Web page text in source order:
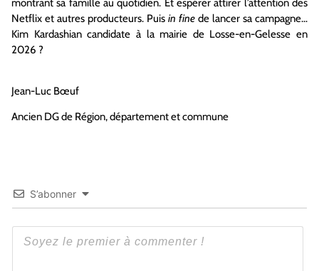
montrant sa famille au quotidien. Et espérer attirer l’attention des
Netflix et autres producteurs. Puis in fine de lancer sa campagne…
Kim Kardashian candidate à la mairie de Losse-en-Gelesse en
2026 ?
Jean-Luc Bœuf
Ancien DG de Région, département et commune
S’abonner